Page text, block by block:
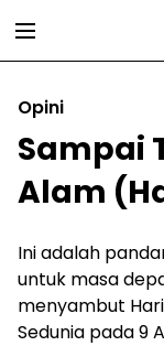
Opini
Sampai
Alam
Ini adalah
untuk masa
menyambut
Sedunia pada 9